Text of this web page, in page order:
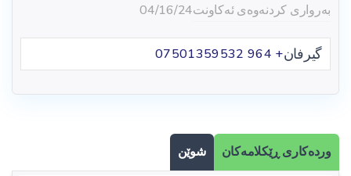
بەرواری کردنەوەی ئەکاونت04/16/24
گیرفان+ 964 07501359532
وردەکاری ڕێکلامەکان شوێن